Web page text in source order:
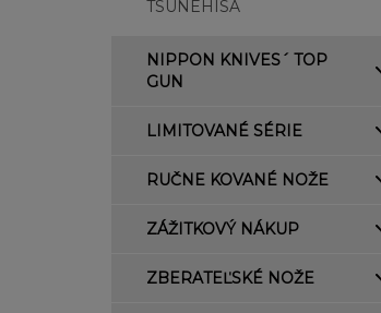
TSUNEHISA
NIPPON KNIVES´ TOP
GUN
LIMITOVANÉ SÉRIE
RUČNE KOVANÉ NOŽE
ZÁŽITKOVÝ NÁKUP
ZBERATEĽSKÉ NOŽE